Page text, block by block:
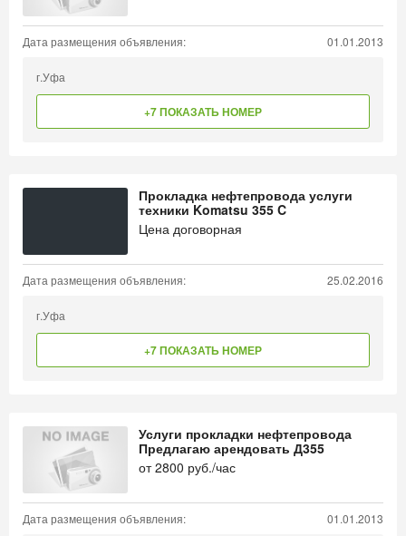
Дата размещения объявления: 01.01.2013
г.Уфа
+7 ПОКАЗАТЬ НОМЕР
Прокладка нефтепровода услуги
техники Komatsu 355 C
Цена договорная
Дата размещения объявления: 25.02.2016
г.Уфа
+7 ПОКАЗАТЬ НОМЕР
Услуги прокладки нефтепровода
Предлагаю арендовать Д355
от2800 руб./час
Дата размещения объявления: 01.01.2013